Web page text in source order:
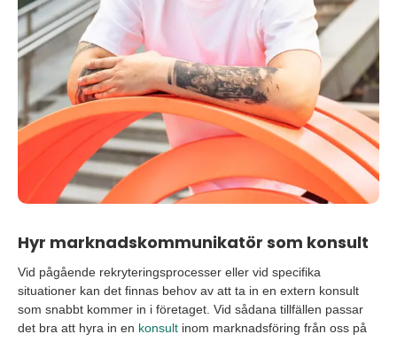
Hyr marknadskommunikatör som konsult
Vid pågående rekryteringsprocesser eller vid specifika
situationer kan det finnas behov av att ta in en extern konsult
som snabbt kommer in i företaget. Vid sådana tillfällen passar
det bra att hyra in en konsult inom marknadsföring från oss på